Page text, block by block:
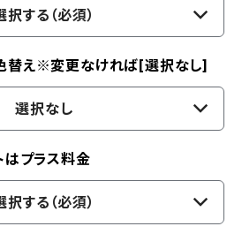
択する（必須）
替え※変更なければ[選択なし]
選択なし
プラス料金
択する（必須）